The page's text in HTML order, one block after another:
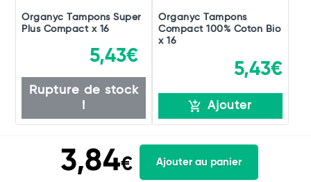
Organyc Tampons Super
Plus Compact x 16
5,43€
Rupture de stock
!
Organyc Tampons
Compact 100% Coton Bio
x 16
5,43€
Ajouter
3,84€ Ajouter au panier